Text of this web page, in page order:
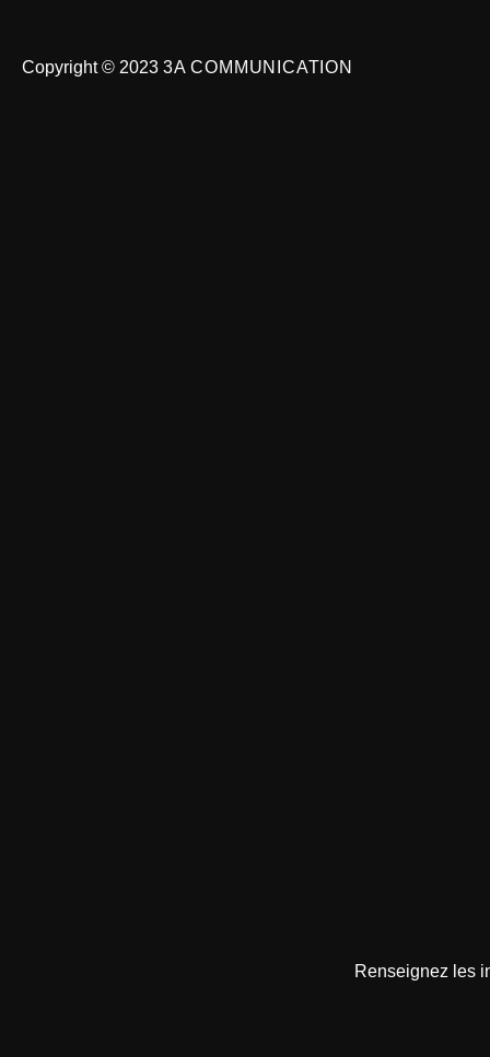
Copyright © 2023 3A COMMUNICATION
Renseignez les